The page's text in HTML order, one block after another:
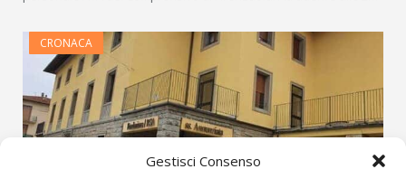
Gestisci Consenso
CRONACA